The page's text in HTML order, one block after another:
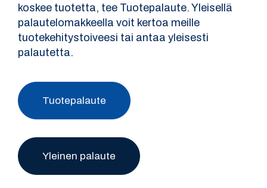
koskee tuotetta, tee Tuotepalaute. Yleisellä
palautelomakkeella voit kertoa meille
tuotekehitystoiveesi tai antaa yleisesti
palautetta.
Tuotepalaute
Yleinen palaute